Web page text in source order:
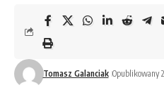
Tomasz Galanciak Opublikowany